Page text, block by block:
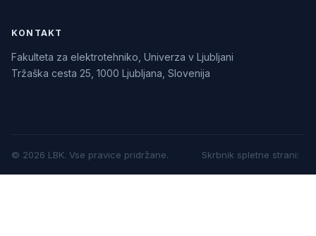
KONTAKT
Fakulteta za elektrotehniko, Univerza v Ljubljani
Tržaška cesta 25, 1000 Ljubljana, Slovenija
© 2026 LBK. Vse pravice pridržane. Skrbnik spletne strani: